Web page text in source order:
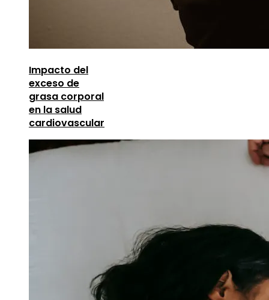
Impacto del
exceso de
grasa corporal
en la salud
cardiovascular